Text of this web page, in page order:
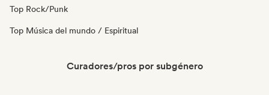
Top Rock/Punk
Top Música del mundo / Espiritual
Curadores/pros por subgénero